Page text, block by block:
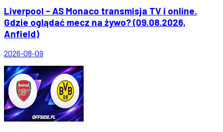
Liverpool - AS Monaco transmisja TV i online.
Gdzie oglądać mecz na żywo? (09.08.2026,
Anfield)
2026-08-09